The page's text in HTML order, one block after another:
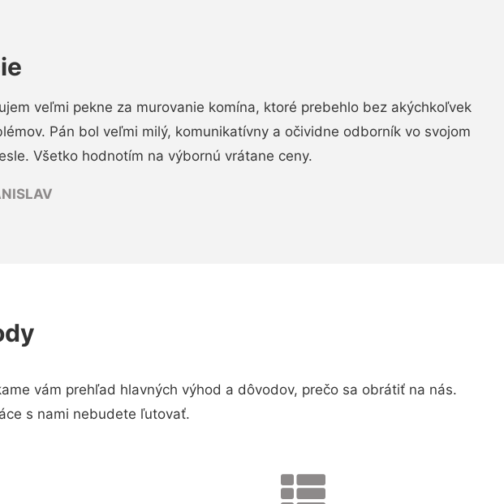
veľmi pekne za murovanie komína, ktoré prebehlo bez akýchkoľvek
Pán bol veľmi milý, komunikatívny a očividne odborník vo svojom
Všetko hodnotím na výbornú vrátane ceny.
vám prehľad hlavných výhod a dôvodov, prečo sa obrátiť na nás.
s nami nebudete ľutovať.